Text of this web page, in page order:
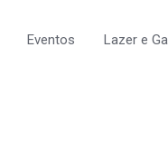
Eventos Lazer e